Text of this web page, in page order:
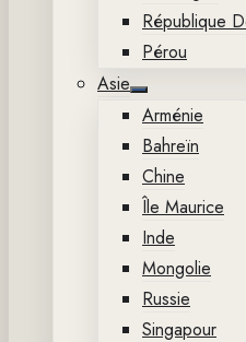
République
Pérou
Asie
Show
sub
menu
Arménie
Bahreïn
Chine
Île Maurice
Inde
Mongolie
Russie
Singapour